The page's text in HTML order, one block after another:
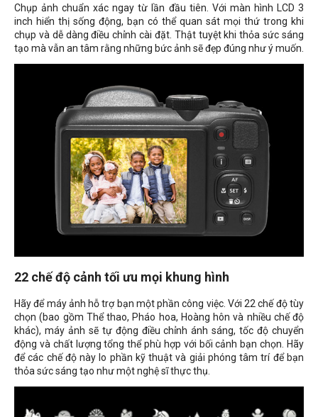
Chụp ảnh chuẩn xác ngay từ lần đầu tiên. Với màn hình LCD 3
inch hiển thị sống động, bạn có thể quan sát mọi thứ trong khi
chụp và dễ dàng điều chỉnh cài đặt. Thật tuyệt khi thỏa sức sáng
tạo mà vẫn an tâm rằng những bức ảnh sẽ đẹp đúng như ý muốn.
22 chế độ cảnh tối ưu mọi khung hình
Hãy để máy ảnh hỗ trợ bạn một phần công việc. Với 22 chế độ tùy
chọn (bao gồm Thể thao, Pháo hoa, Hoàng hôn và nhiều chế độ
khác), máy ảnh sẽ tự động điều chỉnh ánh sáng, tốc độ chuyển
động và chất lượng tổng thể phù hợp với bối cảnh bạn chọn. Hãy
để các chế độ này lo phần kỹ thuật và giải phóng tâm trí để bạn
thỏa sức sáng tạo như một nghệ sĩ thực thụ.